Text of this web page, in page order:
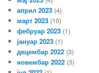
април 2023 (4)
март 2023 (10)
фебруар 2023 (1)
јануар 2023 (1)
децембар 2022 (3)
новембар 2022 (3)